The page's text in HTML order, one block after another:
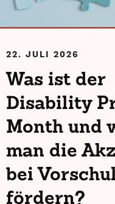
22. JULI 2026
Was ist der
Disability
Month und
man die
bei
fördern?